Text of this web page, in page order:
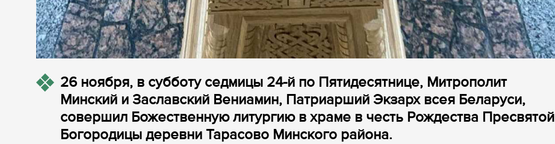
26 ноября, в субботу седмицы 24-й по Пятидесятнице, Митрополит
Минский и Заславский Вениамин, Патриарший Экзарх всея Беларуси,
совершил Божественную литургию в храме в честь Рождества Пресвятой
Богородицы деревни Тарасово Минского района.